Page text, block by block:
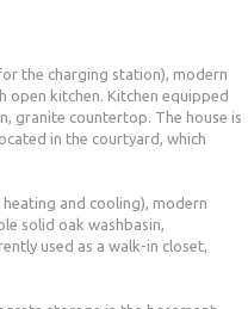
the charging station), modern
kitchen. Kitchen equipped
granite countertop. The house is
in the courtyard, which
and cooling), modern
solid oak washbasin,
used as a walk-in closet,